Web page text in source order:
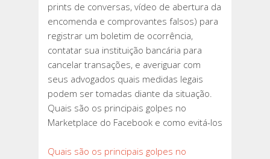
prints de conversas, vídeo de abertura da
encomenda e comprovantes falsos) para
registrar um boletim de ocorrência,
contatar sua instituição bancária para
cancelar transações, e averiguar com
seus advogados quais medidas legais
podem ser tomadas diante da situação.
Quais são os principais golpes no
Marketplace do Facebook e como evitá-los
Quais são os principais golpes no